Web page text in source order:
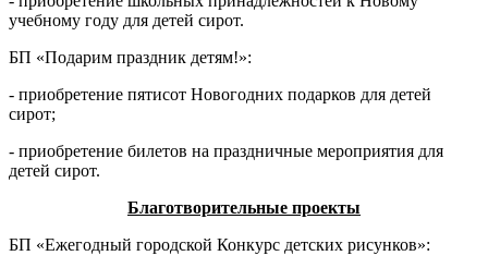
учебному году для детей сирот.
БП «Подарим праздник детям!»:
- приобретение пятисот Новогодних подарков для детей
сирот;
- приобретение билетов на праздничные мероприятия для
детей сирот.
Благотворительные проекты
БП «Ежегодный городской Конкурс детских рисунков»: